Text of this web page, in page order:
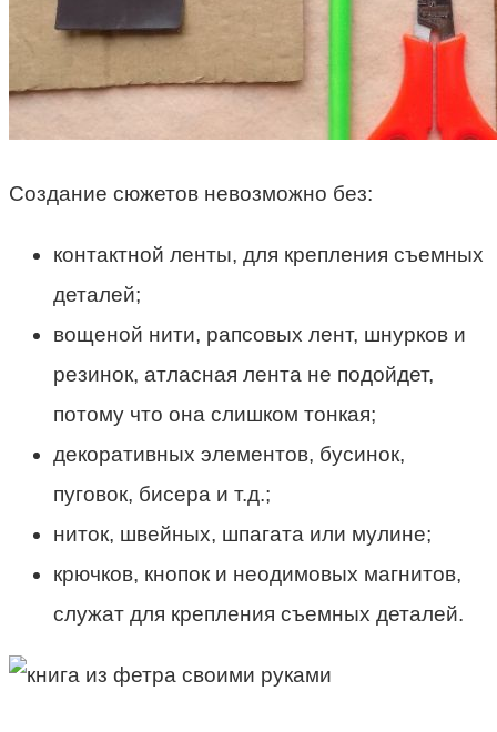
Создание сюжетов невозможно без:
контактной ленты, для крепления съемных
деталей;
вощеной нити, рапсовых лент, шнурков и
резинок, атласная лента не подойдет,
потому что она слишком тонкая;
декоративных элементов, бусинок,
пуговок, бисера и т.д.;
ниток, швейных, шпагата или мулине;
крючков, кнопок и неодимовых магнитов,
служат для крепления съемных деталей.